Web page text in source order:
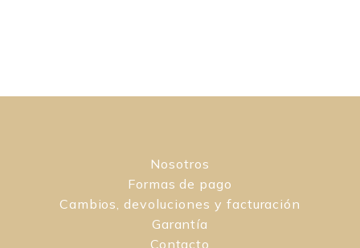
Nosotros
Formas de pago
Cambios, devoluciones y facturación
Garantía
Contacto